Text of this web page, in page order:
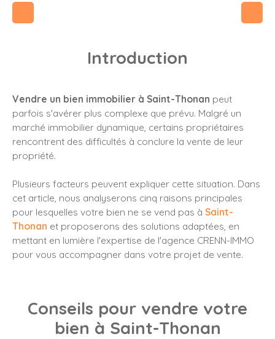
Introduction
Vendre un bien immobilier à Saint-Thonan peut
parfois s'avérer plus complexe que prévu. Malgré un
marché immobilier dynamique, certains propriétaires
rencontrent des difficultés à conclure la vente de leur
propriété.
Plusieurs facteurs peuvent expliquer cette situation. Dans
cet article, nous analyserons cinq raisons principales
pour lesquelles votre bien ne se vend pas à Saint-
Thonan et proposerons des solutions adaptées, en
mettant en lumière l'expertise de l'agence CRENN-IMMO
pour vous accompagner dans votre projet de vente.
Conseils pour vendre votre
bien à Saint-Thonan